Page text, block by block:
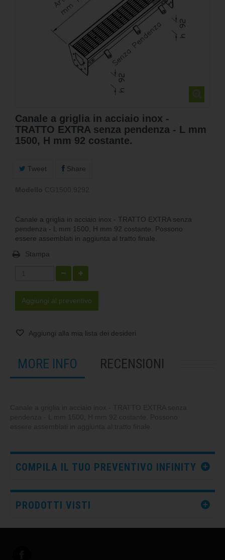
Canale a griglia in acciaio inox -
TRATTO EXTRA senza pendenza - L mm
1500, H mm 92 costante.
Tweet Share
Canale a griglia in acciaio inox - TRATTO EXTRA senza
pendenza - L mm 1500, H mm 92 costante. Possono
essere assemblati in aggiunta al tratto finale.
Stampa
Aggiungi al preventivo
Aggiungi alla mia lista dei desideri
MORE INFO RECENSIONI
COMPILA IL TUO PREVENTIVO INFINITY
PRODOTTI VISTI